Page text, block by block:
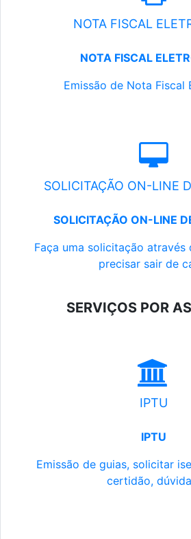
NOTA FISCAL
NOTA FISCAL
Emissão de Nota Fiscal
SOLICITAÇÃO ON-LINE
SOLICITAÇÃO ON-LINE
Faça uma solicitação através
precisar sair de
SERVIÇOS POR
IPTU
IPTU
Emissão de guias, solicitar
certidão,